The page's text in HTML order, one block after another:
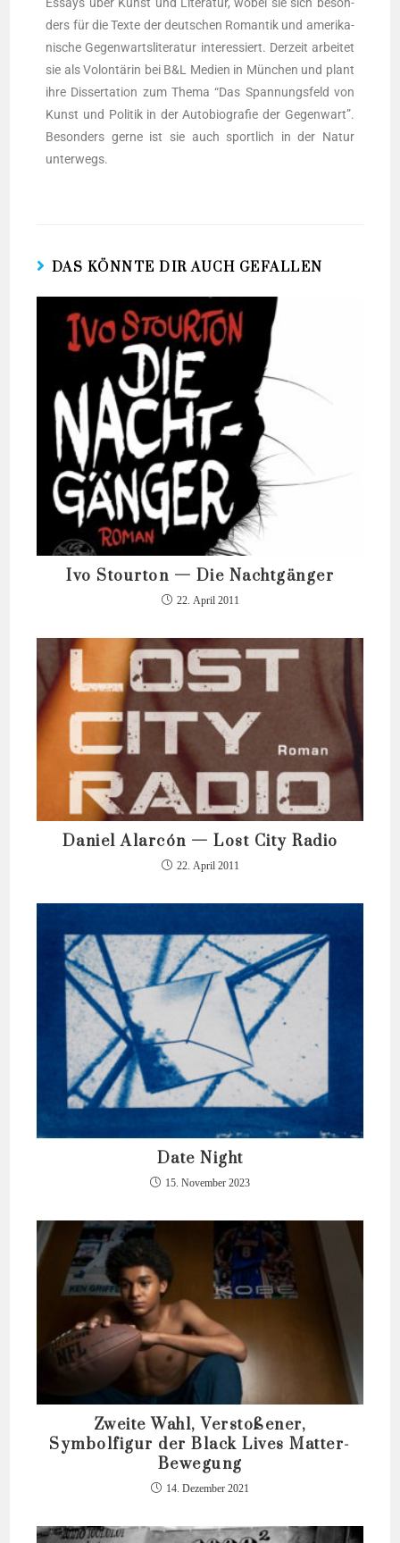
bei Leip­zig und Augs­burg, stu­dier­te Lite­ra­tur­wis­sen­
schaft, Geschich­te und Ethik der Text­kul­tu­ren. Neben
Kurz­ge­schich­ten und krea­ti­ven Tex­ten schreibt sie auch
Essays über Kunst und Lite­ra­tur, wobei sie sich beson­
ders für die Tex­te der deut­schen Roman­tik und ame­ri­ka­
ni­sche Gegen­warts­li­te­ra­tur inter­es­siert. Der­zeit arbei­tet
sie als Volon­tä­rin bei B&L Medi­en in Mün­chen und plant
ihre Dis­ser­ta­ti­on zum The­ma “Das Span­nungs­feld von
DAS KÖNNTE DIR AUCH GEFALLEN
Ivo Stourton — Die Nachtgänger
22. April 2011
22. April 2011
Date Night
15. November 2023
Zweite Wahl, Verstoßener,
Bewegung